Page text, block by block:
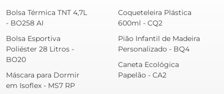
Bolsa Térmica TNT 4,7L
- BO258 AI
Bolsa Esportiva
Poliéster 28 Litros -
BO20
Máscara para Dormir
em Isoflex - MS7 RP
Coqueteleira Plástica
600ml - CQ2
Pião Infantil de Madeira
Personalizado - BQ4
Caneta Ecológica
Papelão - CA2